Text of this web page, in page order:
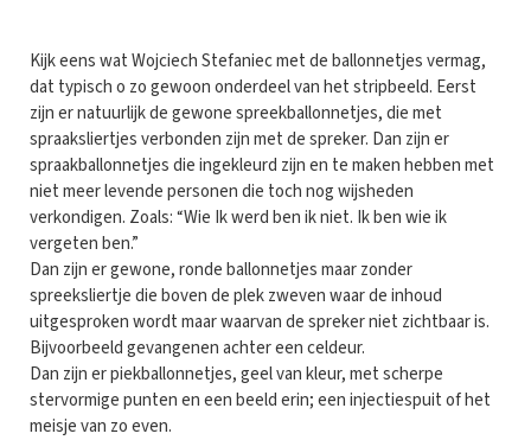
Kijk eens wat Wojciech Stefaniec met de ballonnetjes vermag,
dat typisch o zo gewoon onderdeel van het stripbeeld. Eerst
zijn er natuurlijk de gewone spreekballonnetjes, die met
spraaksliertjes verbonden zijn met de spreker. Dan zijn er
spraakballonnetjes die ingekleurd zijn en te maken hebben met
niet meer levende personen die toch nog wijsheden
verkondigen. Zoals: “Wie Ik werd ben ik niet. Ik ben wie ik
vergeten ben.”
Dan zijn er gewone, ronde ballonnetjes maar zonder
spreeksliertje die boven de plek zweven waar de inhoud
uitgesproken wordt maar waarvan de spreker niet zichtbaar is.
Bijvoorbeeld gevangenen achter een celdeur.
Dan zijn er piekballonnetjes, geel van kleur, met scherpe
stervormige punten en een beeld erin; een injectiespuit of het
meisje van zo even.